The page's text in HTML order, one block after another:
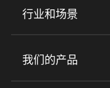
行业和场景
行业解决方案
培训机构
我们的产品